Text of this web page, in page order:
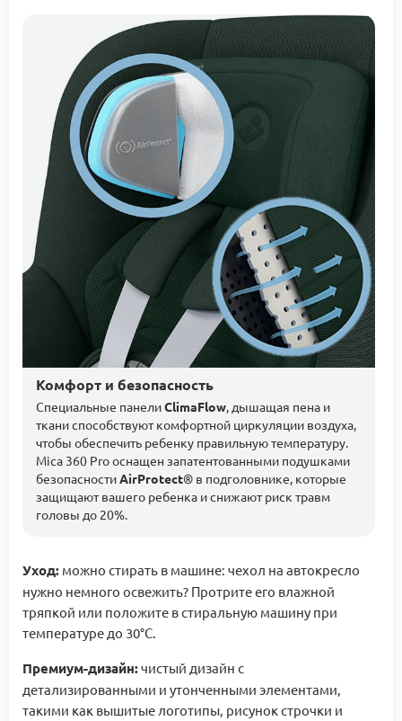
Комфорт и безопасность
Специальные панелиClimaFlow, дышащая пена и
ткани способствуют комфортной циркуляции воздуха,
чтобы обеспечить ребенку правильную температуру.
Mica 360 Pro оснащен запатентованными подушками
безопасностиAirProtect® в подголовнике, которые
защищают вашего ребенка и снижают риск травм
головы до 20%.
Уход: можно стирать в машине: чехол на автокресло
нужно немного освежить? Протрите его влажной
тряпкой или положите в стиральную машину при
температуре до 30°C.
Премиум-дизайн:чистый дизайн с
детализированными и утонченными элементами,
такими как вышитые логотипы, рисунок строчки и